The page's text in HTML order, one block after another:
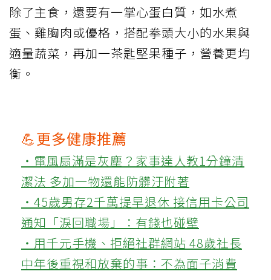
除了主食，還要有一掌心蛋白質，如水煮
蛋、雞胸肉或優格，搭配拳頭大小的水果與
適量蔬菜，再加一茶匙堅果種子，營養更均
衡。
💪更多健康推薦
‧電風扇滿是灰塵？家事達人教1分鐘清
潔法 多加一物還能防髒汙附著
‧45歲男存2千萬提早退休 接信用卡公司
通知「淚回職場」：有錢也碰壁
‧用千元手機、拒絕社群網站 48歲社長
中年後重視和放棄的事：不為面子消費